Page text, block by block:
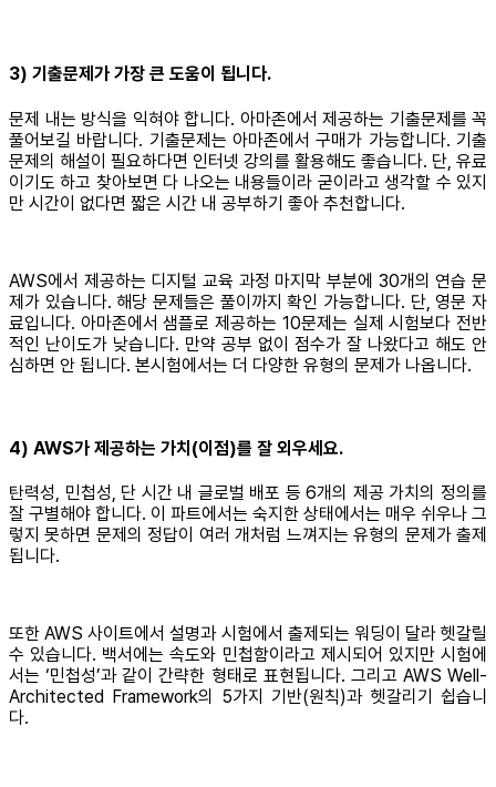
3) 기출문제가 가장 큰 도움이 됩니다.
문제 내는 방식을 익혀야 합니다. 아마존에서 제공하는 기출문제를 꼭
풀어보길 바랍니다. 기출문제는 아마존에서 구매가 가능합니다. 기출
문제의 해설이 필요하다면 인터넷 강의를 활용해도 좋습니다. 단, 유료
이기도 하고 찾아보면 다 나오는 내용들이라 굳이라고 생각할 수 있지
만 시간이 없다면 짧은 시간 내 공부하기 좋아 추천합니다.
AWS에서 제공하는 디지털 교육 과정 마지막 부분에 30개의 연습 문
제가 있습니다. 해당 문제들은 풀이까지 확인 가능합니다. 단, 영문 자
료입니다. 아마존에서 샘플로 제공하는 10문제는 실제 시험보다 전반
적인 난이도가 낮습니다. 만약 공부 없이 점수가 잘 나왔다고 해도 안
심하면 안 됩니다. 본시험에서는 더 다양한 유형의 문제가 나옵니다.
4) AWS가 제공하는 가치(이점)를 잘 외우세요.
탄력성, 민첩성, 단 시간 내 글로벌 배포 등 6개의 제공 가치의 정의를
잘 구별해야 합니다. 이 파트에서는 숙지한 상태에서는 매우 쉬우나 그
렇지 못하면 문제의 정답이 여러 개처럼 느껴지는 유형의 문제가 출제
됩니다.
또한 AWS 사이트에서 설명과 시험에서 출제되는 워딩이 달라 헷갈릴
수 있습니다. 백서에는 속도와 민첩함이라고 제시되어 있지만 시험에
서는 ‘민첩성’과 같이 간략한 형태로 표현됩니다. 그리고 AWS Well-
Architected Framework의 5가지 기반(원칙)과 헷갈리기 쉽습니
다.